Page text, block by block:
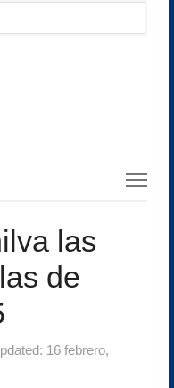
las
de
16 febrero,